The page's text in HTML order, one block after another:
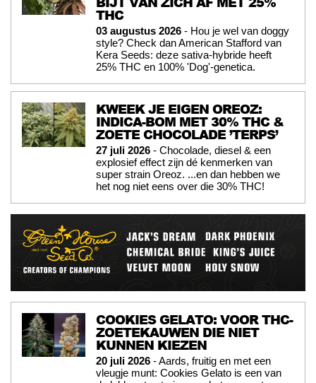
THC
03 augustus 2026 - Hou je wel van doggy
style? Check dan American Stafford van
Kera Seeds: deze sativa-hybride heeft
25% THC en 100% 'Dog'-genetica.
KWEEK JE EIGEN OREOZ:
INDICA-BOM MET 30% THC &
ZOETE CHOCOLADE ’TERPS’
27 juli 2026 - Chocolade, diesel & een
explosief effect zijn dé kenmerken van
super strain Oreoz. ...en dan hebben we
het nog niet eens over die 30% THC!
COOKIES GELATO: VOOR THC-
ZOETEKAUWEN DIE NIET
KUNNEN KIEZEN
20 juli 2026 - Aards, fruitig en met een
vleugje munt: Cookies Gelato is een van